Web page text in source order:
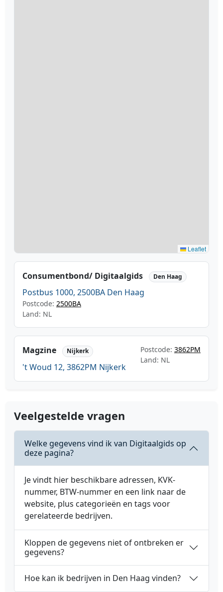
Leaflet
Consumentbond/ Digitaalgids Den Haag
Postbus 1000, 2500BA Den Haag
Postcode: 2500BA
Land: NL
Magzine Nijkerk
't Woud 12, 3862PM Nijkerk
Postcode: 3862PM
Land: NL
Veelgestelde vragen
Welke gegevens vind ik van Digitaalgids op
deze pagina?
Je vindt hier beschikbare adressen, KVK-
nummer, BTW-nummer en een link naar de
website, plus categorieën en tags voor
gerelateerde bedrijven.
Kloppen de gegevens niet of ontbreken er
gegevens?
Hoe kan ik bedrijven in Den Haag vinden?